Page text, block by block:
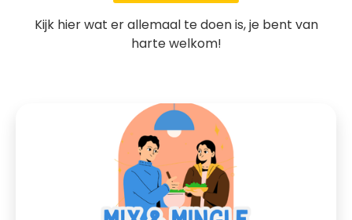
Kijk hier wat er allemaal te doen is, je bent van
harte welkom!